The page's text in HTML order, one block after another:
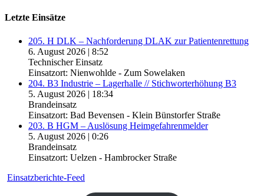
Letzte Einsätze
205. H DLK – Nachforderung DLAK zur Patientenrettung
6. August 2026 | 8:52
Technischer Einsatz
Einsatzort: Nienwohlde - Zum Sowelaken
204. B3 Industrie – Lagerhalle // Stichworterhöhung B3
5. August 2026 | 18:34
Brandeinsatz
Einsatzort: Bad Bevensen - Klein Bünstorfer Straße
203. B HGM – Auslösung Heimgefahrenmelder
5. August 2026 | 0:26
Brandeinsatz
Einsatzort: Uelzen - Hambrocker Straße
Einsatzberichte-Feed